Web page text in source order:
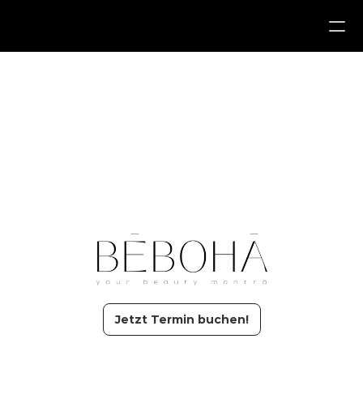
Locations
Jetzt Termin buchen!